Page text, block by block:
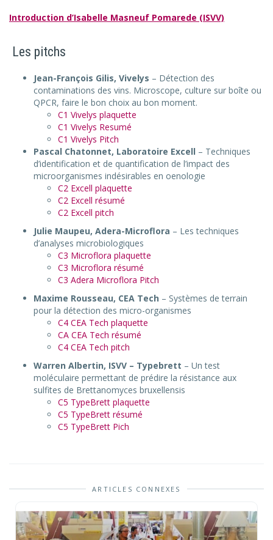
Introduction d’Isabelle Masneuf Pomarede (ISVV)
Les pitchs
Jean-François Gilis, Vivelys – Détection des
contaminations des vins. Microscope, culture sur boîte ou
QPCR, faire le bon choix au bon moment.
C1 Vivelys plaquette
C1 Vivelys Resumé
C1 Vivelys Pitch
Pascal Chatonnet, Laboratoire Excell – Techniques
d’identification et de quantification de l’impact des
microorganismes indésirables en oenologie
C2 Excell plaquette
C2 Excell résumé
C2 Excell pitch
Julie Maupeu, Adera-Microflora – Les techniques
d’analyses microbiologiques
C3 Microflora plaquette
C3 Microflora résumé
C3 Adera Microflora Pitch
Maxime Rousseau, CEA Tech – Systèmes de terrain
pour la détection des micro-organismes
C4 CEA Tech plaquette
CA CEA Tech résumé
C4 CEA Tech pitch
Warren Albertin, ISVV – Typebrett – Un test
moléculaire permettant de prédire la résistance aux
sulfites de Brettanomyces bruxellensis
C5 TypeBrett plaquette
C5 TypeBrett résumé
C5 TypeBrett Pich
ARTICLES CONNEXES